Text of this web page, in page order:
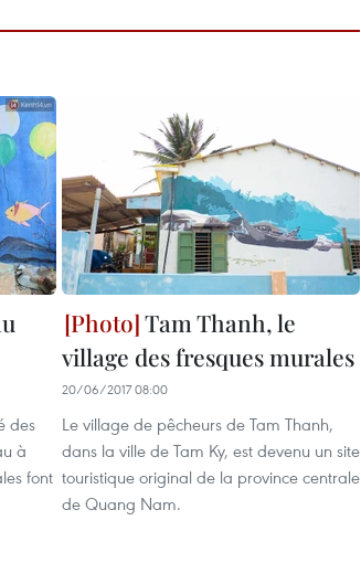
des
à
font
Tam Thanh, le
village des fresques murales
20/06/2017 08:00
Le village de pêcheurs de Tam Thanh,
dans la ville de Tam Ky, est devenu un site
touristique original de la province centrale
de Quang Nam.